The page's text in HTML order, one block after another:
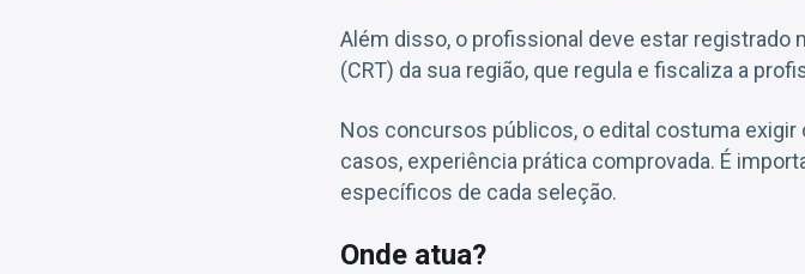
Além disso, o profissional deve estar registrado
(CRT) da sua região, que regula e fiscaliza a
Nos concursos públicos, o edital costuma
casos, experiência prática comprovada. É
específicos de cada seleção.
Onde atua?